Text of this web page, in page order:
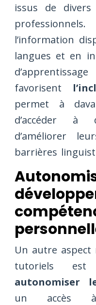
issus de
l’information
langues et en
favorisent
permet à
d’accéder à
d’améliorer
barrières
Un autre aspect
tutoriels
autonomiser
un accès à